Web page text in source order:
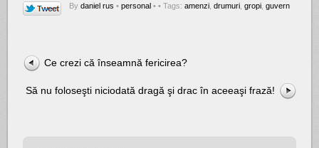
Bydaniel rus • personal • • Tags:amenzi ,drumuri ,gropi ,guvern
Ce crezi că înseamnă fericirea?
Să nu foloseşti niciodată dragă şi drac în aceeaşi frază!